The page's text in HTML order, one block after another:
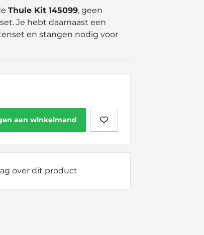
Thule Kit 145099, geen
Je hebt daarnaast een
en stangen nodig voor
aan winkelmand
over dit product